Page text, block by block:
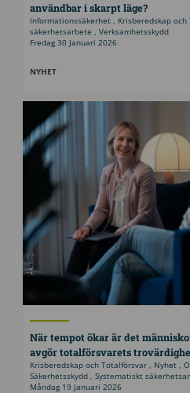
användbar i skarpt läge?
Informationssäkerhet , Krisberedskap
säkerhetsarbete ,Verksamhetsskydd
Fredag 30 Januari 2026
NYHET
När tempot ökar är det
avgör totalförsvarets
Krisberedskap och Totalförsvar , Nyhet ,
Säkerhetsskydd ,Systematiskt
Måndag 19 Januari 2026